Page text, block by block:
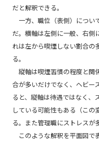
だと解釈できる。
一方、職位（表側）につい
だ。横軸は左側に一般、右側
れは左から喫煙しない割合の
る。
縦軸は喫煙習慣の程度と関
合が多いだけでなく、ヘビー
ると、縦軸は待遇ではなく、
している可能性もある（この
る。また管理職にストレスが
このような解釈を平面図で